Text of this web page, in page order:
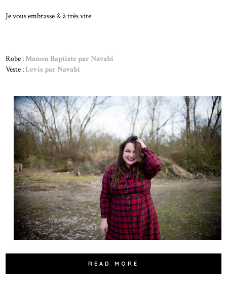
Je vous embrasse & à très vite
Robe :Manon Baptiste par Navabi
Veste :Levis par Navabi
READ MORE